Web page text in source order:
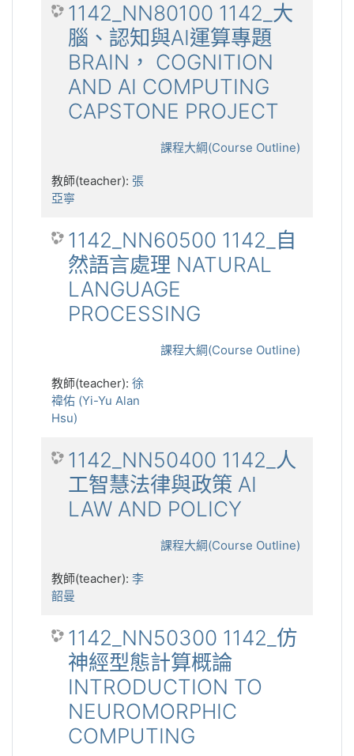
1142_NN80100 1142_大
腦、認知與AI運算專題
BRAIN， COGNITION
AND AI COMPUTING
CAPSTONE PROJECT
課程大綱(Course Outline)
教師(teacher): 張
亞寧
1142_NN60500 1142_自
然語言處理 NATURAL
LANGUAGE
PROCESSING
課程大綱(Course Outline)
教師(teacher): 徐
禕佑 (Yi-Yu Alan
Hsu)
1142_NN50400 1142_人
工智慧法律與政策 AI
LAW AND POLICY
課程大綱(Course Outline)
教師(teacher): 李
韶曼
1142_NN50300 1142_仿
神經型態計算概論
INTRODUCTION TO
NEUROMORPHIC
COMPUTING